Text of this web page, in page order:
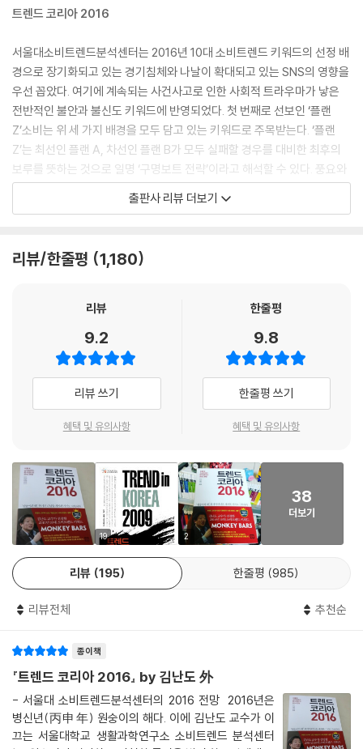
정신을 탑재한 베짱이여야 한다.
단순히 기존 제품의 마케팅에 ‘불안감’을 활용하는 불안 마케팅을 넘어 이
제는 불안을 불식시켜주는 것이 하나의 산업으로 발전하고 있는 추세다.
이른바 ‘불안 산업’이 다양한 형태로 진화하고 있다. 각종 강력범죄가 이슈
화되고 고령?1인?여성 가구가 늘어나면서 다양한 소비 분야에서 안전에
대한 니즈가 커지고 있는 것이 그 배경이다.
감시용 CCTV, 무인 전자경비 시스템, 출입통제 시스템 등 보안영역의 성
장이 가장 두드러진다. 휴대전화 도청이나 해킹으로 인한 사생활 및 개인
정보 침해에 대한 우려도 높아지고 있어 모바일용 보안시장 등의 성장세가
향후 중요한 미래 산업으로 떠오르고 있다.
1인 미디어 제작자들은 간단한 동영상을 즐기는 젊은이들을 중심으로 확
실한 수요층을 확보하고 있다.1인 미디어는 무엇보다 솔직함과 다양성으
로 무장한 개성 있는 콘텐츠가 장점이다. 대중적인 인지도와 관계없이 자
기 취향에 전문성을 가진 사람들이 다양하게 등장해 일상적인 소재를 하나
의 콘텐츠로 창조하고 대중과 소통한다. 보통 잡담과 다를 바 없는 이야기
일지라도 시청자들의 관심과 공감을 이끌어내는 탁월한 재능을 보여준다.
그동안 브랜드는 마케팅의 핵심 자산이자 개념이었다. 그러나 브랜드의 악
몽이 시작됐다. 브랜드는 곧 품질이라는 명제가 흔들리며 소비자의 신뢰가
저가 제품으로 이동하고 있다. 가치, 즉 가격과 성능의 비율이 제품 선택의
중요한 기준이 되면서 소비자는 브랜드가 약속하는 환상에 의문을 품는다.
많은 시행착오와 소비생활의 풍부한 정보, 다양한 경험을 축적한 소비자들
이 브랜드와 품질을 분리하고 보다 합리적인 가격에 좋은 제품을 선택하는
대가 개막했다.
---「브랜드의 몰락, 가성비의 약진」중에서
대표적인 사례가 소위 ‘프리미엄 김밥’이다. 전자기기에서는 짠돌이 짠순
이 같았던 소비자들이 과감하게 돈을 지불하는 곳이 있다. 바로 김밥이다.
트렌드 코리아 2016
서울대소비트렌드분석센터는 2016년 10대 소비트렌드 키워드의 선정 배
경으로 장기화되고 있는 경기침체와 나날이 확대되고 있는 SNS의 영향을
우선 꼽았다. 여기에 계속되는 사건사고로 인한 사회적 트라우마가 낳은
전반적인 불안과 불신도 키워드에 반영되었다. 첫 번째로 선보인 ‘플랜
Z’소비는 위 세 가지 배경을 모두 담고 있는 키워드로 주목받는다. ‘플랜
Z’는 최선인 플랜 A, 차선인 플랜 B가 모두 실패할 경우를 대비한 최후의
보루를 뜻하는 것으로 일명 ‘구명보트 전략’이라고 해석할 수 있다. 풍요와
빈곤이 극적으로 교차되는 시대에 나타나는 플랜 Z 소비는 “통장 잔고가
0원일지라도 삶은 우아하게”를 모토로 삼는다. 이미 풍요의 시대를 경험
이들은 스마트폰을 이용해 한 푼이라도 절약해주는 ‘앱테크’의 도사로 거
이벌’을 이어간다. 플랜 Z의 시대의 또 다른 풍속인 ‘가성비’의 약진은 브랜
각광받는 시대에 사람들은 내용과 품질을 먼저 따지고 브랜드는 뒷전이 되
어가고 있다. 소비자는 이미 브랜드의 후광이 아니더라도 객관적으로 품질
은 판단할 정도로 정보에 민감하고 똑똑해져 있다. 대륙의 실수라고 놀림
을 받던 샤오미의 무서운 약진은 바로 ‘브랜드보다 가성비’ 현상을 보여주
는 대표적인 사례라고 할 수 있다.
우아한 서바이벌을 도와주는 가장 강력한 도구는 SNS다. 여기서도 중요
한 것은 바로 ‘있어 보이는 것.’ 주변의 너저분한 현실을 쏙 빼고 멋져 보이
는 것들만 프레임에 담는 기술이야말로 ‘있어빌리티(있어 보이게 만드는
능력)’의 핵심이다. SNS에 뭔가를 올릴 때는 해시태그를 잊으면 안 된다.
오늘날 나와 취향이 맞는 사람들끼리 뭉치기에는 또 해시태그만 한 것이
없기 때문이다. 이렇게 해서 21세기 취향공동체는 해시태그를 중심으로 형
성된다.
SNS와 인터넷의 강력한 영향력은 아이를 키우는 엄마들에게도 지대한 영
에 의지해 육아 문제를 해결하고자 하는 엄마들은 부모 세대의 조언보다
인터넷 선배들의 말을 더 따른다. 이미 ‘국민OO’ 리스트를 모두 외우고 있
는 신세대 엄마들은 임신 전은 물론이고 태아 단계, 생후 1달, 2달, 3달 단
계별로 아이의 양육상태와 육아정보를 인터넷으로 공유하며 체계적이고
과학적인 육아법을 신뢰한다. 이들에게 아이를 키우는 것은 마치 고층건물
출판사 리뷰 더보기
리뷰/한줄평 1,180
리뷰
9.2
리뷰 쓰기
혜택 및 유의사항
한줄평
9.8
한줄평 쓰기
혜택 및 유의사항
19 2
38
더보기
리뷰 195 한줄평 985
리뷰전체 추천순
종이책
『트렌드 코리아 2016』 by 김난도 外
- 서울대 소비트렌드분석센터의 2016 전망 ​ 2016년은
병신년(丙申年) 원숭이의 해다.​ 이에 김난도 교수가 이
끄는 서울대학교 생활과학연구소 소비트렌드 분석센터